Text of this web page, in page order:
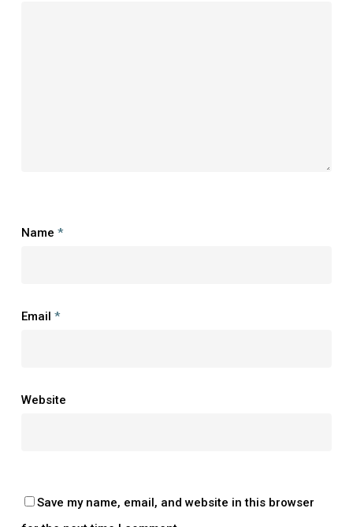
Name *
Email *
Website
Save my name, email, and website in this browser